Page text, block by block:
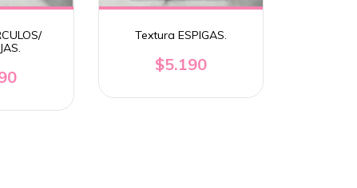
Textura ESPIGAS.
$5.190